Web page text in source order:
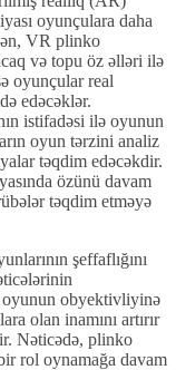
oyunçulara daha
VR plinko
və topu öz əlləri ilə
oyunçular real
edəcəklər.
istifadəsi ilə oyunun
oyun tərzini analiz
təqdim edəcəkdir.
özünü davam
təqdim etməyə
şeffaflığını
oyunun obyektivliyinə
olan inamını artırır
Nəticədə, plinko
rol oynamağa davam